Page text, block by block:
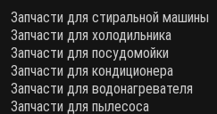
Запчасти для стиральной машины
Запчасти для холодильника
Запчасти для посудомойки
Запчасти для кондиционера
Запчасти для водонагревателя
Запчасти для пылесоса